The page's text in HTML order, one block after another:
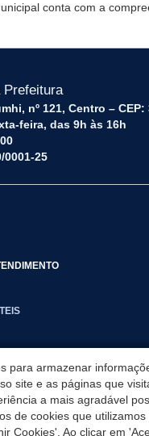
conta com a
Prefeitura
nº 121, Centro – CEP:
feira, das 9h às 16h
0001-25
para armazenar
site e as páginas que
a mais agradável
de cookies que utilizamos
Cookies'. Ao clicar em